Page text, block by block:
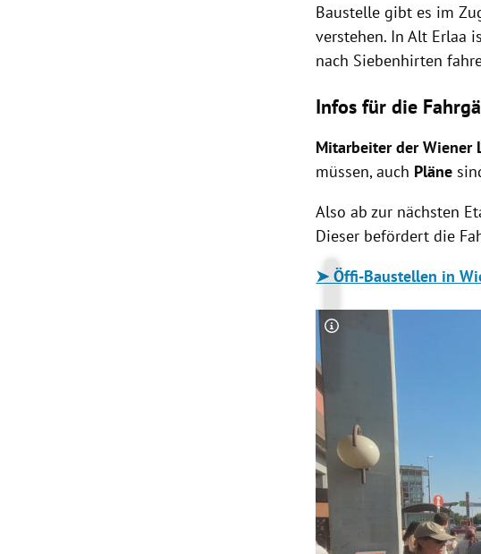
Baustelle gibt es im
verstehen. In Alt Erlaa
nach Siebenhirten
Infos für die
Mitarbeiter der Wiener
müssen, auch Pläne
Also ab zur nächsten
Dieser befördert die
➤ Öffi-Baustellen in
Copyright-Hinweis